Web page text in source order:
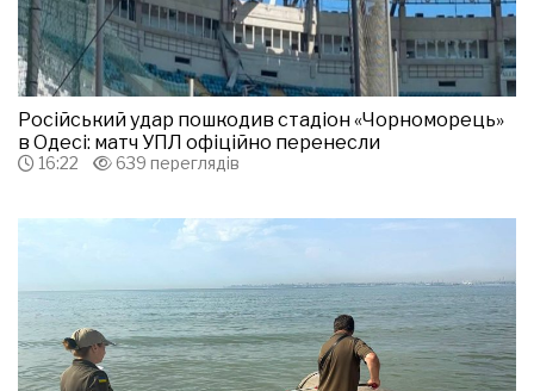
Російський удар пошкодив стадіон «Чорноморець»
в Одесі: матч УПЛ офіційно перенесли
16:22 639 переглядів